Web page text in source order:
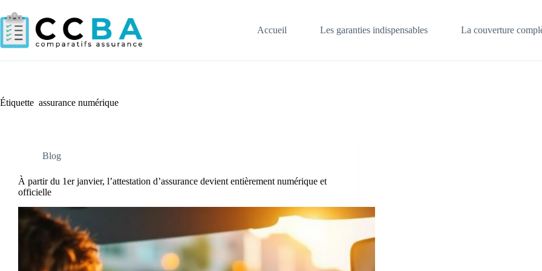
au
contenu
Accueil Les garanties indispensables La couverture
Étiquette assurance numérique
Blog
À partir du 1er janvier, l’attestation d’assurance devient entièrement numérique et
officielle